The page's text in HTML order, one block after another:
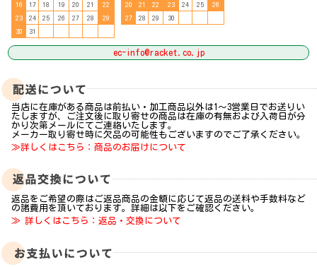
16
17 18 19 20 21
22
23
24 25 26 27 28
29
30
31
20
21 22 23 24 25
26
27
28 29 30
ec-info@racket.co.jp
当店に在庫がある商品は前払い・加工商品以外は1～3営業日でお送りい
たしますが、ご注文後に取り寄せの商品は在庫の有無および入荷日が分
かり次第メールにてご連絡いたします。
メーカー取り寄せ時に欠品の可能性もございますのでご了承ください。
≫詳しくはこちら：商品のお届けについて
返品をご希望の際はご返品商品の金額に応じて返品の送料や手数料など
の諸費用を頂いております。詳細は以下をご確認ください。
≫ 詳しくはこちら：返品・交換について